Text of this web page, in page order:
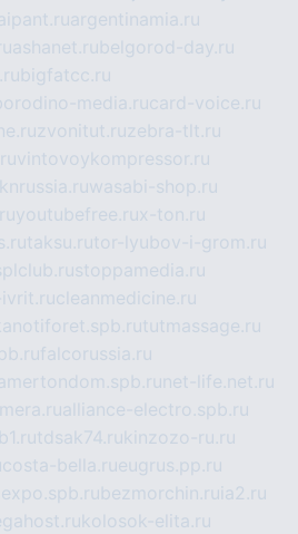
argentinamia.ru
ashanet.rubelgorod-day.ru
bigfatcc.ru
media.rucard-voice.ru
zvonitut.ruzebra-tlt.ru
vintovoykompressor.ru
wasabi-shop.ru
youtubefree.rux-ton.ru
taksu.rutor-lyubov-i-grom.ru
stoppamedia.ru
cleanmedicine.ru
tutmassage.ru
falcorussia.ru
net-life.net.ru
alliance-electro.spb.ru
tdsak74.rukinzozo-ru.ru
costa-bella.rueugrus.pp.ru
bezmorchin.ru ia2.ru
kolosok-elita.ru